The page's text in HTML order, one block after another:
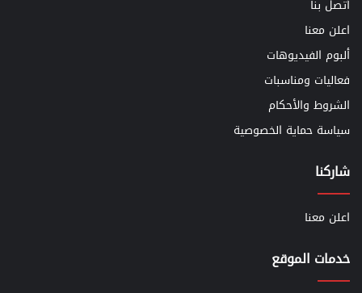
أتصل بنا
اعلن معنا
ألبوم الفيديوهات
فعاليات ومناسبات
الشروط والأحكام
سياسة حماية الخصوصية
شاركنا
اعلن معنا
خدمات الموقع